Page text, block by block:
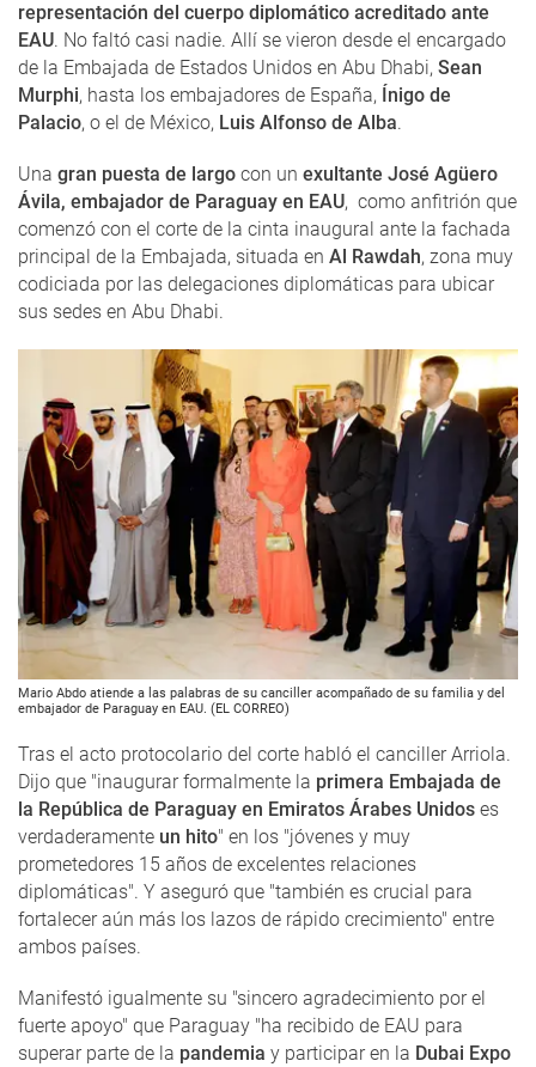
representación del cuerpo diplomático acreditado ante
EAU. No faltó casi nadie. Allí se vieron desde el encargado
de la Embajada de Estados Unidos en Abu Dhabi, Sean
Murphi, hasta los embajadores de España, Ínigo de
Palacio, o el de México, Luis Alfonso de Alba.
Una gran puesta de largo con un exultante José Agüero
Ávila, embajador de Paraguay en EAU, como anfitrión que
comenzó con el corte de la cinta inaugural ante la fachada
principal de la Embajada, situada en Al Rawdah, zona muy
codiciada por las delegaciones diplomáticas para ubicar
sus sedes en Abu Dhabi.
Mario Abdo atiende a las palabras de su canciller acompañado de su familia y del
embajador de Paraguay en EAU. (EL CORREO)
Tras el acto protocolario del corte habló el canciller Arriola.
Dijo que "inaugurar formalmente la primera Embajada de
la República de Paraguay en Emiratos Árabes Unidos es
verdaderamente un hito" en los "jóvenes y muy
prometedores 15 años de excelentes relaciones
diplomáticas". Y aseguró que "también es crucial para
fortalecer aún más los lazos de rápido crecimiento" entre
ambos países.
Manifestó igualmente su "sincero agradecimiento por el
fuerte apoyo" que Paraguay "ha recibido de EAU para
superar parte de la pandemia y participar en la Dubai Expo